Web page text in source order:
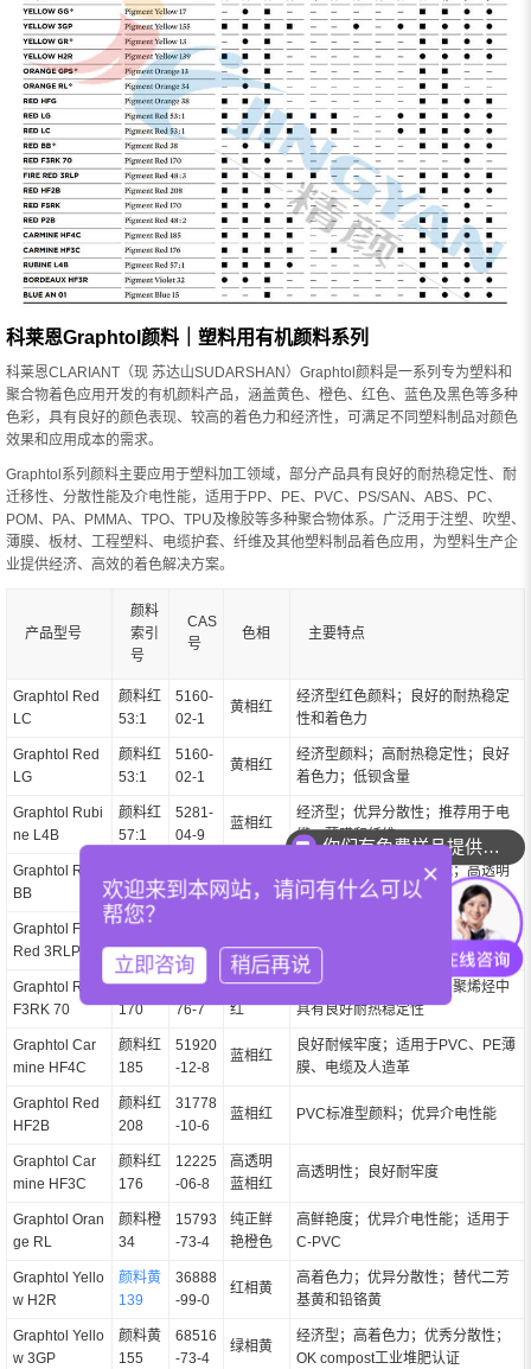
科莱恩Graphtol颜料｜塑料用有机颜料系列
科莱恩CLARIANT（现 苏达山SUDARSHAN）Graphtol颜料是一系列专为塑料和
聚合物着色应用开发的有机颜料产品，涵盖黄色、橙色、红色、蓝色及黑色等多种
色彩，具有良好的颜色表现、较高的着色力和经济性，可满足不同塑料制品对颜色
效果和应用成本的需求。
Graphtol系列颜料主要应用于塑料加工领域，部分产品具有良好的耐热稳定性、耐
迁移性、分散性能及介电性能，适用于PP、PE、PVC、PS/SAN、ABS、PC、
POM、PA、PMMA、TPO、TPU及橡胶等多种聚合物体系。广泛用于注塑、吹塑、
薄膜、板材、工程塑料、电缆护套、纤维及其他塑料制品着色应用，为塑料生产企
业提供经济、高效的着色解决方案。
产品型号
颜料
索引
号
CAS
号
色相 主要特点
Graphtol Red
LC
颜料红
53:1
5160-
02-1
黄相红
经济型红色颜料；良好的耐热稳定
性和着色力
Graphtol Red
LG
颜料红
53:1
5160-
02-1
黄相红
经济型颜料；高耐热稳定性；良好
着色力；低钡含量
Graphtol Rubi
ne L4B
颜料红
57:1
5281-
04-9
蓝相红
经济型；优异分散性；推荐用于电
缆、薄膜和纤维
Graphtol Red
BB
38
33-3
黄相红
高着色力；优异介电性能；高透明
性；经济型
Graphtol Fire
Red 3RLP
颜料红
48:3
-05-5
优异分散性；经济型；适用于薄
膜、PP纤维、电缆等
Graphtol Red
F3RK 70
颜料红
170
2786-
76-7
中性色
红
高着色力；良好耐光性；聚烯烃中
具有良好耐热稳定性
Graphtol Car
mine HF4C
颜料红
185
51920
-12-8
蓝相红
良好耐候牢度；适用于PVC、PE薄
膜、电缆及人造革
Graphtol Red
HF2B
颜料红
208
31778
-10-6
蓝相红 PVC标准型颜料；优异介电性能
Graphtol Car
mine HF3C
颜料红
176
12225
-06-8
高透明
蓝相红
高透明性；良好耐牢度
Graphtol Oran
ge RL
颜料橙
34
15793
-73-4
纯正鲜
艳橙色
高鲜艳度；优异介电性能；适用于
C-PVC
Graphtol Yello
w H2R
颜料黄
139
36888
-99-0
红相黄
高着色力；优异分散性；替代二芳
基黄和铅铬黄
Graphtol Yello
w 3GP
颜料黄
155
68516
-73-4
绿相黄
经济型；高着色力；优秀分散性；
OK compost工业堆肥认证
你们有免费样品提供吗？
你们可以提供配色服务吗？
×
欢迎来到本网站，请问有什么可以
帮您？
立即咨询 稍后再说